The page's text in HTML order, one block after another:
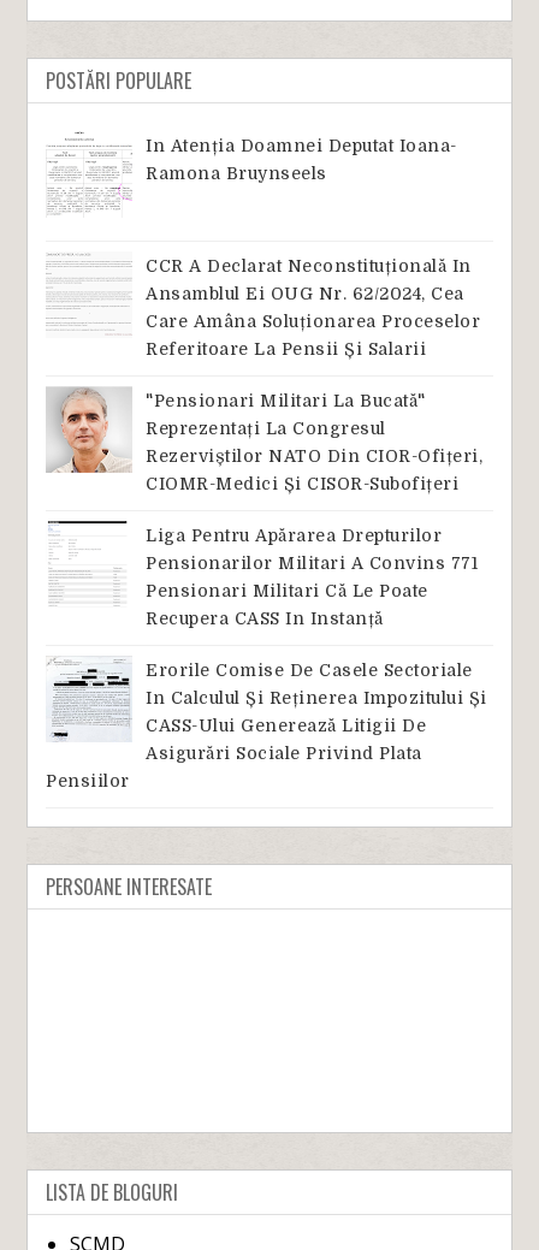
POSTĂRI POPULARE
In Atenția Doamnei Deputat Ioana-
Ramona Bruynseels
CCR A Declarat Neconstituțională In
Ansamblul Ei OUG Nr. 62/2024, Cea
Care Amâna Soluționarea Proceselor
Referitoare La Pensii Și Salarii
"Pensionari Militari La Bucată"
Reprezentați La Congresul
Rezerviștilor NATO Din CIOR-Ofițeri,
CIOMR-Medici Și CISOR-Subofițeri
Liga Pentru Apărarea Drepturilor
Pensionarilor Militari A Convins 771
Pensionari Militari Că Le Poate
Recupera CASS In Instanță
Erorile Comise De Casele Sectoriale
In Calculul Și Reținerea Impozitului Și
CASS-Ului Generează Litigii De
Asigurări Sociale Privind Plata
Pensiilor
PERSOANE INTERESATE
LISTA DE BLOGURI
SCMD